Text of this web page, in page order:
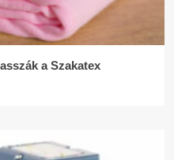
a Szakatex